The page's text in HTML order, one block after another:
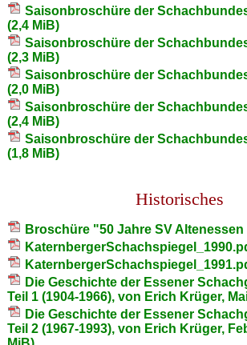
Saisonbroschüre der
(2,4 MiB)
Saisonbroschüre der
(2,3 MiB)
Saisonbroschüre der
(2,0 MiB)
Saisonbroschüre der
(2,4 MiB)
Saisonbroschüre der
(1,8 MiB)
Historisches
Broschüre "50 Jahre SV Altenessen
Die Geschichte der Essener
Teil 1 (1904-1966), von Erich Krüger,
Die Geschichte der Essener
Teil 2 (1967-1993), von Erich Krüger,